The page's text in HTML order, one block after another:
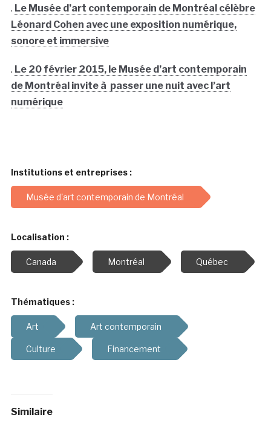
. Le Musée d’art contemporain de Montréal célèbre
Léonard Cohen avec une exposition numérique,
sonore et immersive
. Le 20 février 2015, le Musée d’art contemporain
de Montréal invite à passer une nuit avec l’art
numérique
Institutions et entreprises :
Musée d'art contemporain de Montréal
Localisation :
Canada Montréal Québec
Thématiques :
Art Art contemporain
Culture Financement
Similaire